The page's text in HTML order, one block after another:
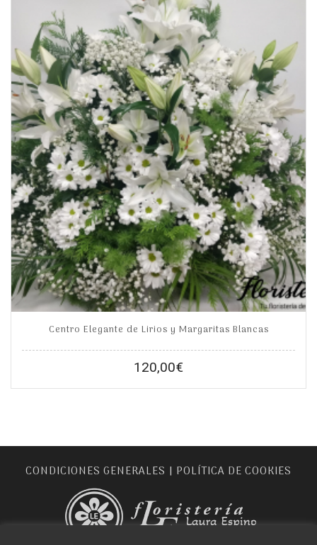
Centro Elegante de Lirios y Margaritas Blancas
120,00€
CONDICIONES GENERALES | POLÍTICA DE COOKIES